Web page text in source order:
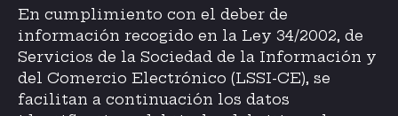
En cumplimiento con el deber de
información recogido en la Ley 34/2002, de
Servicios de la Sociedad de la Información y
del Comercio Electrónico (LSSI-CE), se
facilitan a continuación los datos